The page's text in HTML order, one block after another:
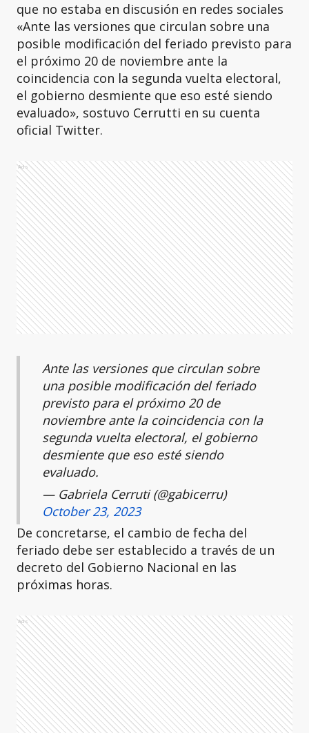
que no estaba en discusión en redes sociales
«Ante las versiones que circulan sobre una
posible modificación del feriado previsto para
el próximo 20 de noviembre ante la
coincidencia con la segunda vuelta electoral,
el gobierno desmiente que eso esté siendo
evaluado», sostuvo Cerrutti en su cuenta
oficial Twitter.
Ads
Ante las versiones que circulan sobre
una posible modificación del feriado
previsto para el próximo 20 de
noviembre ante la coincidencia con la
segunda vuelta electoral, el gobierno
desmiente que eso esté siendo
evaluado.
— Gabriela Cerruti (@gabicerru)
October 23, 2023
De concretarse, el cambio de fecha del
feriado debe ser establecido a través de un
decreto del Gobierno Nacional en las
próximas horas.
Ads